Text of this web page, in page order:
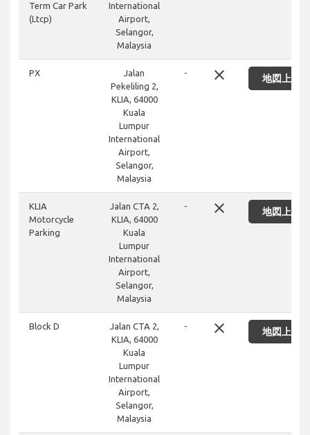
Term Car Park
(Ltcp)
International
Airport,
Selangor,
Malaysia
PX
Jalan
Pekeliling 2,
KLIA, 64000
Kuala
Lumpur
International
Airport,
Selangor,
Malaysia
- close 地図上に
KLIA
Motorcycle
Parking
Jalan CTA 2,
KLIA, 64000
Kuala
Lumpur
International
Airport,
Selangor,
Malaysia
- close 地図上に
Block D
Jalan CTA 2,
KLIA, 64000
Kuala
Lumpur
International
Airport,
Selangor,
Malaysia
- close 地図上に